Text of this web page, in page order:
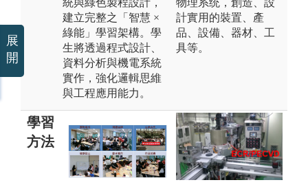
建立完整之「智慧 ×
綠能」學習架構。學
生將透過程式設計、
資料分析與機電系統
實作，強化邏輯思維
與工程應用能力。
計實用的裝置、產
品、設備、器材、工
具等。
學習
方法
展
開